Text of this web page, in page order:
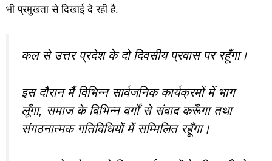
भी प्रमुखता से दिखाई दे रही है.
कल से उत्तर प्रदेश के दो दिवसीय प्रवास पर रहूँगा।
इस दौरान मैं विभिन्न सार्वजनिक कार्यक्रमों में भाग
लूँगा, समाज के विभिन्न वर्गों से संवाद करूँगा तथा
संगठनात्मक गतिविधियों में सम्मिलित रहूँगा।